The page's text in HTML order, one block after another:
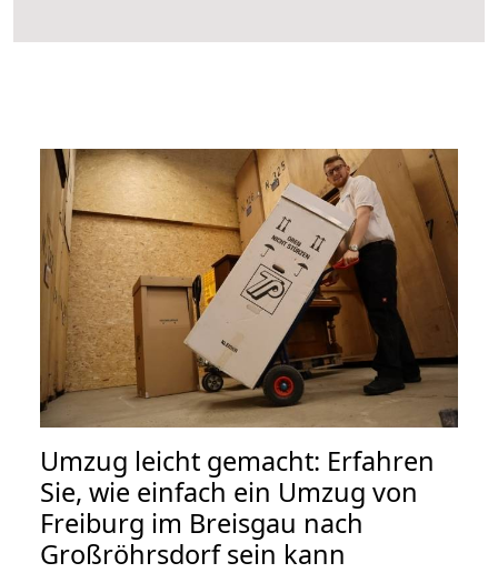
Umzug leicht gemacht: Erfahren
Sie, wie einfach ein Umzug von
Freiburg im Breisgau nach
Großröhrsdorf sein kann